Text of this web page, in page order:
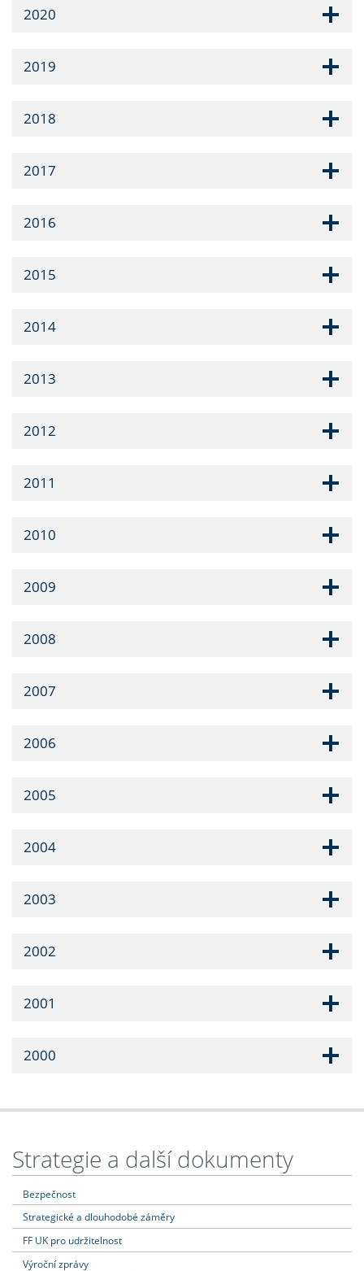
2020
2019
2018
2017
2016
2015
2014
2013
2012
2011
2010
2009
2008
2007
2006
2005
2004
2003
2002
2001
2000
Strategie a další dokumenty
Bezpečnost
Strategické a dlouhodobé záměry
FF UK pro udržitelnost
Výroční zprávy